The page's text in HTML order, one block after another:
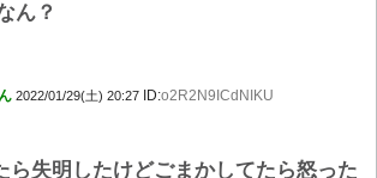
ん？
2022/01/29(土) 20:27 ID:o2R2N9ICdNIKU
ら失明したけどごまかしてたら怒った